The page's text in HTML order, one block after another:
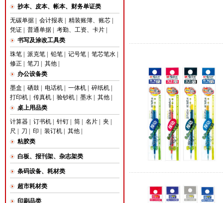
抄本、皮本、帐本、财务单证类
无碳单据| 会计报表| 精装账簿、账芯|
凭证| 普通单据| 考勤、工资、卡片|
书写及涂改工具类
珠笔| 派克笔| 铅笔| 记号笔| 笔芯笔水|
修正
笔刀 其他|
办公设备类
墨盒
硒鼓| 电话机| 一体机| 碎纸机|
打印机| 传真机| 验钞机| 墨水| 其他|
桌上用品类
计算器| 订书机| 针钉| 筒| 名片| 夹
尺
刀 印 装订机| 其他|
粘胶类
白板、报刊架、杂志架类
条码设备、耗材类
超市耗材类
印刷品类